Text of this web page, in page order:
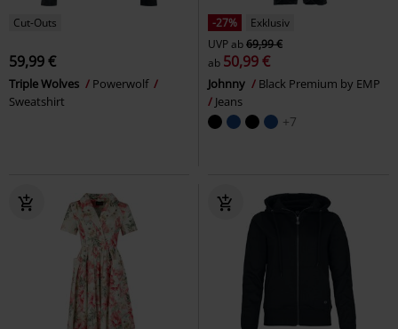
Cut-Outs
59,99 €
Triple Wolves
Powerwolf
Sweatshirt
-27%
Exklusiv
UVPab69,99 €
ab 50,99 €
Johnny
Black Premium by EMP
Jeans
+7